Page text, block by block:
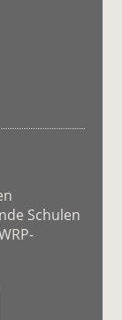
Schulen